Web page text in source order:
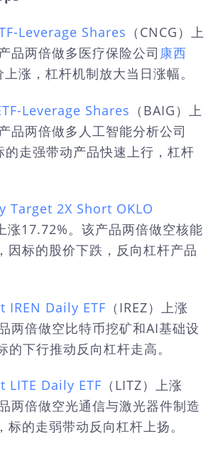
Leverage Shares （CNCG）上
品两倍做多医疗保险公司 康西
上涨，杠杆机制放大当日涨幅。
Leverage Shares （BAIG）上
品两倍做多人工智能分析公司
的走强带动产品快速上行，杠杆
Target 2X Short OKLO
涨17.72%。该产品两倍做空核能
，因标的股价下跌，反向杠杆产品
IREN Daily ETF （IREZ）上涨
两倍做空比特币挖矿和AI基础设
的下行推动反向杠杆走高。
LITE Daily ETF （LITZ）上涨
两倍做空光通信与激光器件制造
，标的走弱带动反向杠杆上扬。